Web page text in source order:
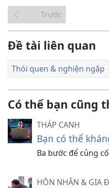
Trước
Đề tài liên quan
Thói quen & nghiện ngập
Có thể bạn cũng
THÁP CANH
Bạn có thể
Ba bước để củng
HÔN NHÂN & GIA